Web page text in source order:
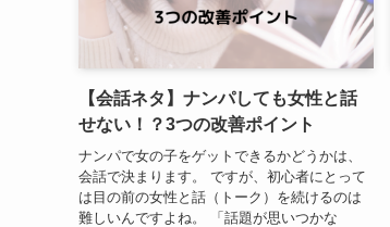
【会話ネタ】ナンパしても女性と話
せない！？3つの改善ポイント
ナンパで女の子をゲットできるかどうかは、
会話で決まります。 ですが、初心者にとって
は目の前の女性と話（トーク）を続けるのは
難しいんですよね。 「話題が思いつかな